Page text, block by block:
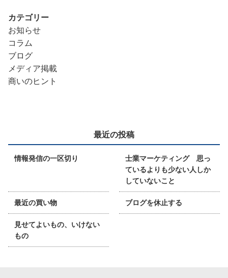
カテゴリー
お知らせ
コラム
ブログ
メディア掲載
商いのヒント
最近の投稿
情報発信の一区切り
士業マーケティング 思っ
ているよりも少ない人しか
していないこと
最近の買い物 ブログを休止する
見せてよいもの、いけない
もの